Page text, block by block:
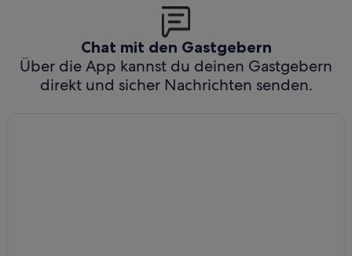
Chat mit den Gastgebern
Über die App kannst du deinen Gastgebern
direkt und sicher Nachrichten senden.